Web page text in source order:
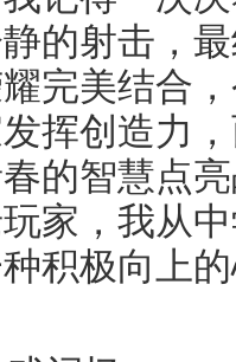
的射击，
完美结合
挥创造力
的智慧点
家，我从
积极向上